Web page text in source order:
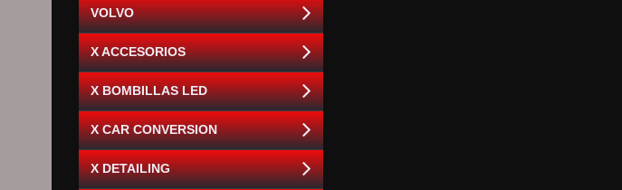
VOLVO
X ACCESORIOS
X BOMBILLAS LED
X CAR CONVERSION
X DETAILING